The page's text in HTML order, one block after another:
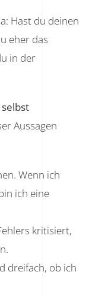
Hast du deinen
eher das
in der
Aussagen
Wenn ich
ich eine
kritisiert,
dreifach, ob ich